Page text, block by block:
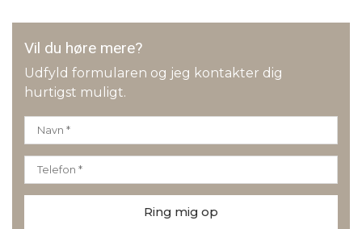
Vil du høre mere?
Udfyld formularen og jeg kontakter dig
hurtigst muligt.